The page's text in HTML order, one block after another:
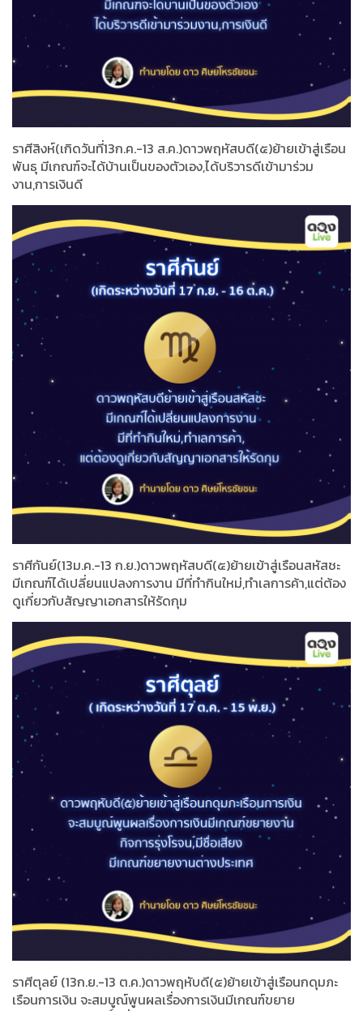
ราศีสิงห์(เกิดวันที่13ก.ค.-13 ส.ค.)ดาวพฤหัสบดี(๕)ย้ายเข้าสู่เรือน
พันธุ มีเกณฑ์จะได้บ้านเป็นของตัวเอง,ได้บริวารดีเข้ามาร่วม
งาน,การเงินดี
ราศีกันย์(13ม.ค.-13 ก.ย.)ดาวพฤหัสบดี(๕)ย้ายเข้าสู่เรือนสหัสชะ
มีเกณฑ์ได้เปลี่ยนแปลงการงาน มีที่ทำกินใหม่,ทำเลการค้า,แต่ต้อง
ดูเกี่ยวกับสัญญาเอกสารให้รัดกุม
ราศีตุลย์ (13ก.ย.-13 ต.ค.)ดาวพฤหับดี(๕)ย้ายเข้าสู่เรือนกดุมภะ
เรือนการเงิน จะสมบูณ์พูนผลเรื่องการเงินมีเกณฑ์ขยาย